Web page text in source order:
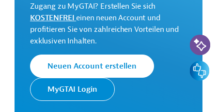
Kontaktadressen
Afrikanische
Entwicklungsbank
(AfDB)
Die AfDB setzt sich für die
Bekämpfung von Armut und
Ungleichheit sowie die
Förderung eines nachhaltigen
Zugang zu MyGTAI? Erstellen Sie sich
KOSTENFREIeinen neuen Account und
profitieren Sie von zahlreichen Vorteilen und
exklusiven Inhalten.
Neuen Account erstellen
MyGTAI Login
KI-